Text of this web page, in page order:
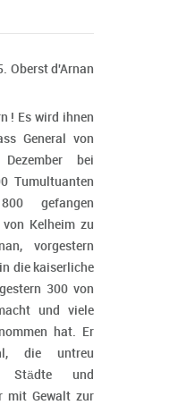
Oberst d'Arnan
! Es wird ihnen
General von
bei
Tumultuanten
gefangen
Kelheim zu
vorgestern
die kaiserliche
300 von
und viele
hat. Er
die untreu
Städte und
mit Gewalt zur